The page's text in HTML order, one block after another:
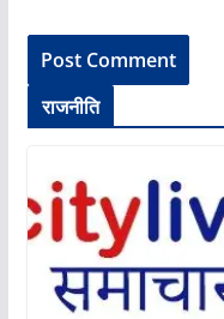
राजनीति